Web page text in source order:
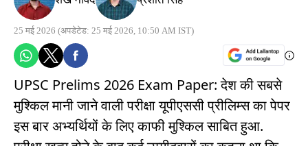
25 मई 2026 (अपडेटेड: 25 मई 2026, 10:50 AM IST)
UPSC Prelims 2026 Exam Paper: देश की सबसे
मुश्किल मानी जाने वाली परीक्षा यूपीएससी प्रीलिम्स का पेपर
इस बार अभ्यर्थियों के लिए काफी मुश्किल साबित हुआ.